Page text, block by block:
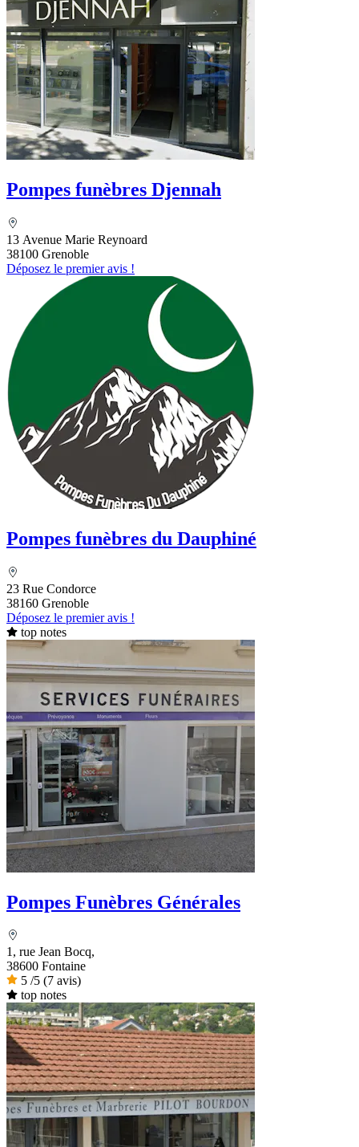
Pompes funèbres Djennah
13 Avenue Marie Reynoard
38100 Grenoble
Déposez le premier avis !
Pompes funèbres du Dauphiné
23 Rue Condorce
38160 Grenoble
Déposez le premier avis !
top notes
Pompes Funèbres Générales
1, rue Jean Bocq,
38600 Fontaine
5 /5 (7 avis)
top notes